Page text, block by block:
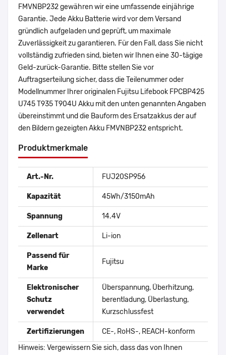
FMVNBP232 gewähren wir eine umfassende einjährige
Garantie. Jede Akku Batterie wird vor dem Versand
gründlich aufgeladen und geprüft, um maximale
Zuverlässigkeit zu garantieren. Für den Fall, dass Sie nicht
vollständig zufrieden sind, bieten wir Ihnen eine 30-tägige
Geld-zurück-Garantie. Bitte stellen Sie vor
Auftragserteilung sicher, dass die Teilenummer oder
Modellnummer Ihrer originalen Fujitsu Lifebook FPCBP425
U745 T935 T904U Akku mit den unten genannten Angaben
übereinstimmt und die Bauform des Ersatzakkus der auf
den Bildern gezeigten Akku FMVNBP232 entspricht.
Produktmerkmale
Art.-Nr. FUJ20SP956
Kapazität 45Wh/3150mAh
Spannung 14.4V
Zellenart Li-ion
Passend für
Marke
Fujitsu
Elektronischer
Schutz
verwendet
Überspannung, Überhitzung,
berentladung, Überlastung,
Kurzschlussfest
Zertifizierungen
CE-, RoHS-, REACH-konform
Hinweis: Vergewissern Sie sich, dass das von Ihnen